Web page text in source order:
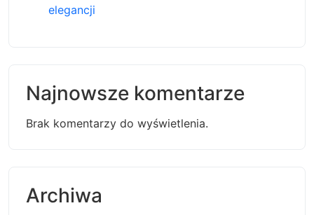
elegancji
Najnowsze komentarze
Brak komentarzy do wyświetlenia.
Archiwa